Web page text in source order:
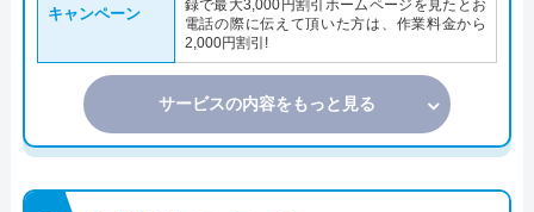
キャンペーン
録で最大3,000円割引ホームページを見たとお
電話の際に伝えて頂いた方は、作業料金から
2,000円割引!
サービスの内容をもっと見る